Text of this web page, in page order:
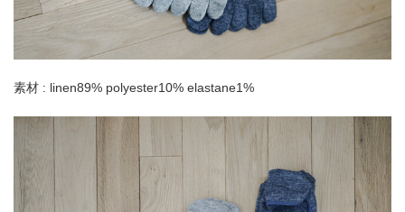
素材 : linen89% polyester10% elastane1%